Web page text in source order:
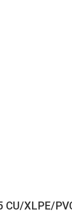
XLPE/